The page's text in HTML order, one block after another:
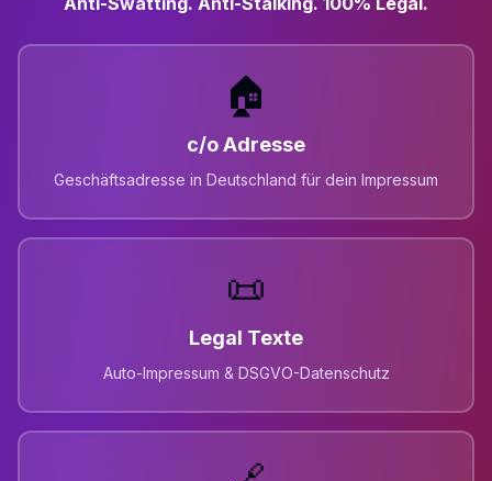
🏠
c/o Adresse
Geschäftsadresse in Deutschland für dein Impressum
📜
Legal Texte
Auto-Impressum & DSGVO-Datenschutz